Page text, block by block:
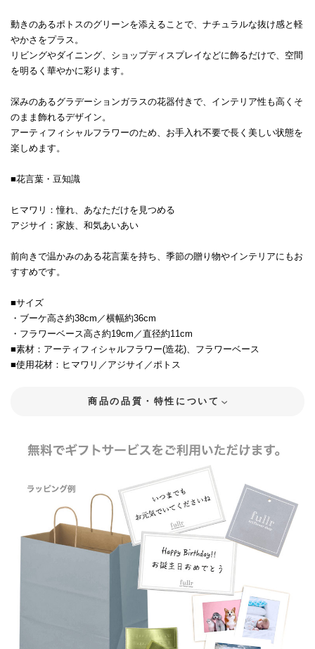
動きのあるポトスのグリーンを添えることで、ナチュラルな抜け感と軽
やかさをプラス。
リビングやダイニング、ショップディスプレイなどに飾るだけで、空間
を明るく華やかに彩ります。
深みのあるグラデーションガラスの花器付きで、インテリア性も高くそ
のまま飾れるデザイン。
アーティフィシャルフラワーのため、お手入れ不要で長く美しい状態を
楽しめます。
■花言葉・豆知識
ヒマワリ：憧れ、あなただけを見つめる
アジサイ：家族、和気あいあい
前向きで温かみのある花言葉を持ち、季節の贈り物やインテリアにもお
すすめです。
■サイズ
・ブーケ高さ約38cm／横幅約36cm
・フラワーベース高さ約19cm／直径約11cm
■素材：アーティフィシャルフラワー(造花)、フラワーベース
■使用花材：ヒマワリ／アジサイ／ポトス
商品の品質・特性について